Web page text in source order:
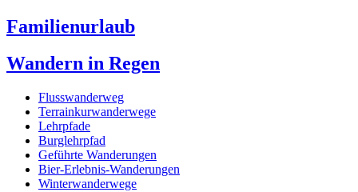
Familienurlaub
Wandern in Regen
Flusswanderweg
Terrainkurwanderwege
Lehrpfade
Burglehrpfad
Geführte Wanderungen
Bier-Erlebnis-Wanderungen
Winterwanderwege